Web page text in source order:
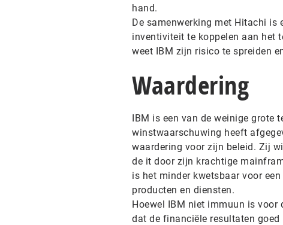
hand.
De samenwerking met Hitachi is
inventiviteit te koppelen aan het
weet IBM zijn risico te spreiden
Waardering
IBM is een van de weinige grote
winstwaarschuwing heeft
waardering voor zijn beleid. Zij
de it door zijn krachtige
is het minder kwetsbaar voor
producten en diensten.
Hoewel IBM niet immuun is
dat de financiële resultaten